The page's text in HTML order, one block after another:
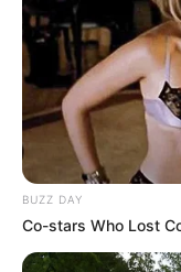
BUZZ DAY
Co-stars Who Lost